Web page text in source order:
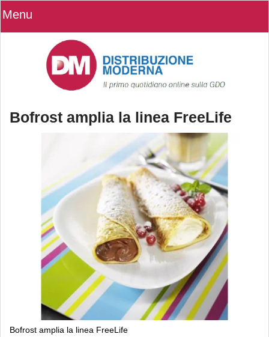
Menu
Bofrost amplia la linea FreeLife
Bofrost amplia la linea FreeLife